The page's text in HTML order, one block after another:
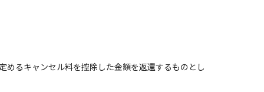
るキャンセル料を控除した金額を返還するものとし